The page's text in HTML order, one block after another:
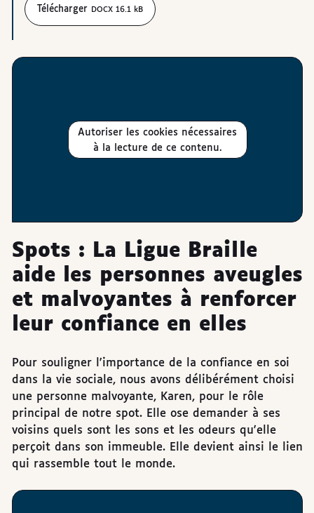
Télécharger DOCX 16.1 kB
Autoriser les cookies nécessaires
à la lecture de ce contenu.
Spots : La Ligue Braille
aide les personnes aveugles
et malvoyantes à renforcer
leur confiance en elles
Pour souligner l'importance de la confiance en soi
dans la vie sociale, nous avons délibérément choisi
une personne malvoyante, Karen, pour le rôle
principal de notre spot. Elle ose demander à ses
voisins quels sont les sons et les odeurs qu'elle
perçoit dans son immeuble. Elle devient ainsi le lien
qui rassemble tout le monde.